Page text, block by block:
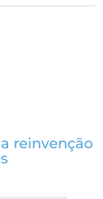
reinvenção